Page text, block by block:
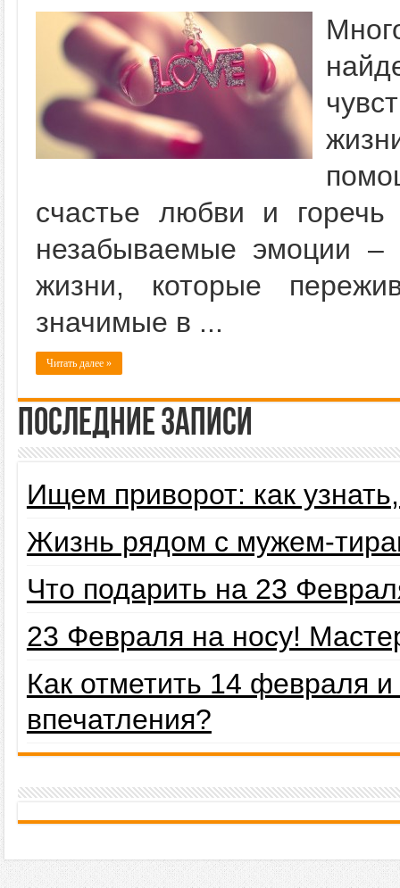
счастье любви и
незабываемые эмоции
жизни, которые
значимые в ...
Читать далее »
Последние записи
Ищем приворот: как
Жизнь рядом с мужем-
Что подарить на 23
23 Февраля на носу!
Как отметить 14 февраля
впечатления?